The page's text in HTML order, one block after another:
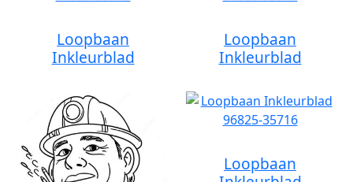
Loopbaan
Inkleurblad
Loopbaan
Inkleurblad
Loopbaan